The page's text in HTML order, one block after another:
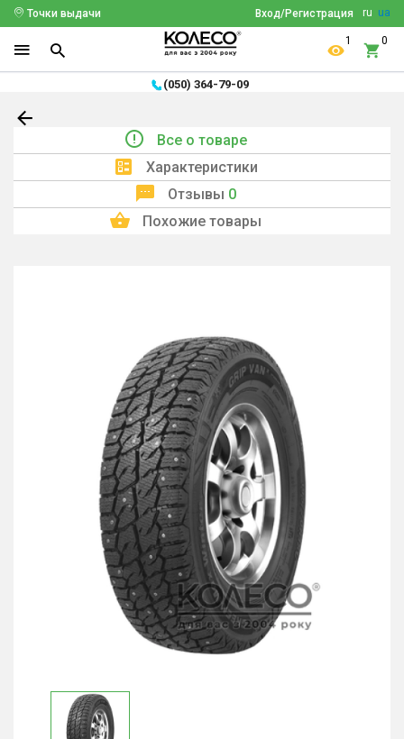
ru ua
Вход/Регистрация
Точки выдачи
1 0
(050) 364-79-09
Все о товаре
Характеристики
Отзывы 0
Похожие товары